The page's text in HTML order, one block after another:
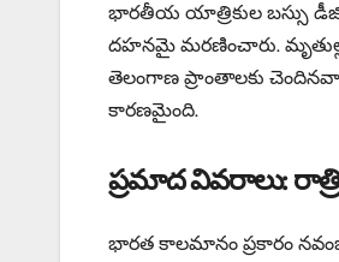
భారతీయ యాత్రికుల బస్సు
దహనమై మరణించారు.
తెలంగాణ ప్రాంతాలకు
కారణమైంది.
ప్రమాద వివరాలు:
భారత కాలమానం ప్రకారం